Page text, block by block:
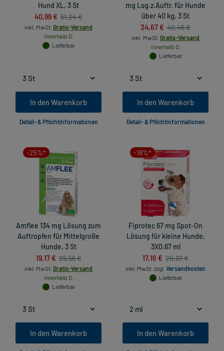
Hund XL, 3 St
40,99 € 51,24 €
inkl. MwSt. Gratis-Versand
innerhalb D.
Lieferbar
In den Warenkorb
Detail- & Pflichtinformationen
mg Lsg.z.Auftr. für Hunde
über 40 kg, 3 St
34,67 € 40,46 €
inkl. MwSt. Gratis-Versand
innerhalb D.
Lieferbar
In den Warenkorb
Detail- & Pflichtinformationen
-25%*
Amflee 134 mg Lösung zum
Auftropfen für Mittelgroße
Hunde, 3 St
19,17 € 25,56 €
inkl. MwSt. Gratis-Versand
innerhalb D.
Lieferbar
In den Warenkorb
-18%*
Fiprotec 67 mg Spot-On
Lösung für kleine Hunde,
3X0.67 ml
17,16 € 20,97 €
inkl. MwSt. zzgl. Versandkosten
Lieferbar
In den Warenkorb